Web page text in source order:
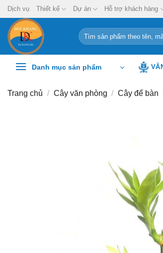
Chuyển
đến
nội
dung
Dịch vụ Thiết kế Dự án Hỗ trợ khách hàng
Tìm
kiếm:
Danh mục sản phẩm
Trang chủ / Cây văn phòng / Cây để bàn